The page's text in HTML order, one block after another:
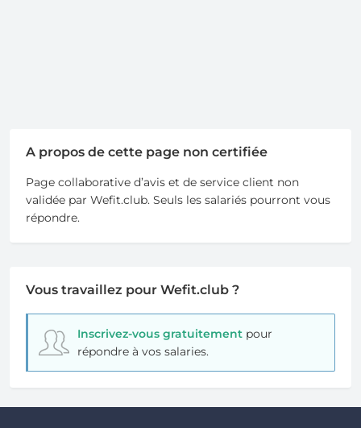
A propos de cette page non certifiée
Page collaborative d’avis et de service client non
validée par Wefit.club. Seuls les salariés pourront vous
répondre.
Vous travaillez pour Wefit.club ?
Inscrivez-vous gratuitementpour
répondre à vos salaries.